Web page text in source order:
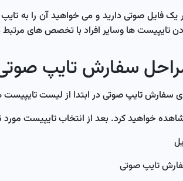
یک فایل صوتی دارید و می خواهید آن را به
تایپیست ها وسایر افراد با تخصص های
سفارش تایپ
سفارش تایپ صوتی در ابتدا از لیست
خواهید کرد. بعد از انتخاب تایپیست مورد
تایپ صوتی